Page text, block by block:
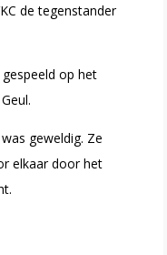
de tegenstander
op het
geweldig. Ze
elkaar door het